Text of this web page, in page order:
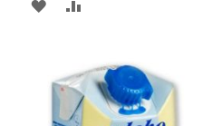
DODAJ
ŻYCZEŃ